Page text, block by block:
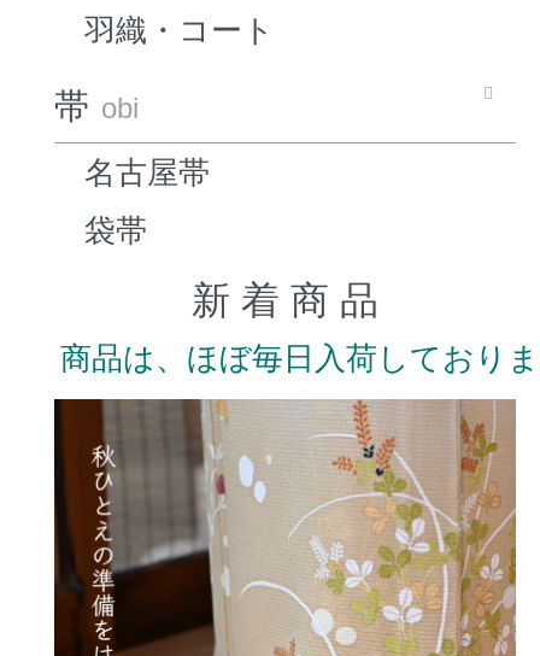
羽織・コート
帯 obi
名古屋帯
袋帯
新 着 商 品
商品は、ほぼ毎日入荷しており